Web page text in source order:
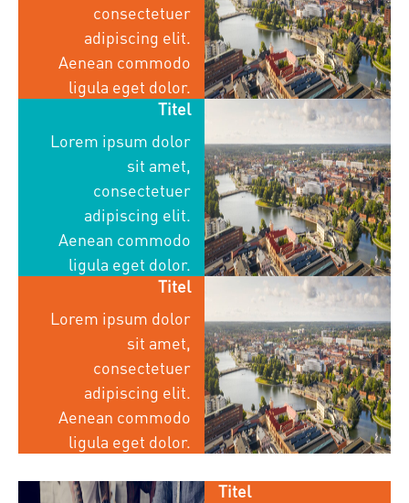
consectetuer
adipiscing elit.
Aenean commodo
ligula eget dolor.
Titel
Lorem ipsum dolor
sit amet,
consectetuer
adipiscing elit.
Aenean commodo
ligula eget dolor.
Titel
Lorem ipsum dolor
sit amet,
consectetuer
adipiscing elit.
Aenean commodo
ligula eget dolor.
Titel